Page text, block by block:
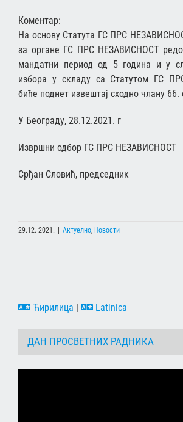
Коментар:
На основу Статута ГС ПРС
за органе ГС ПРС НЕЗАВИСНОСТ
мандатни период од 5 година и у
избора у складу са Статутом ГС
биће поднет извештај сходно члану 66.
У Београду, 28.12.2021. г
Извршни одбор ГС ПРС НЕЗАВИСНОСТ
Срђан Словић, председник
29.12. 2021. | Актуелно Новости
Ћирилица | Latinica
ДАН ПРОСВЕТНИХ РАДНИКА